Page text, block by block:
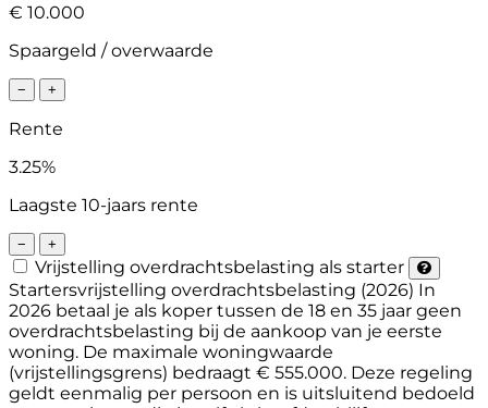
€ 10.000
Spaargeld / overwaarde
− +
Rente
3.25%
Laagste 10-jaars rente
− +
Vrijstelling overdrachtsbelasting als starter
Startersvrijstelling overdrachtsbelasting (2026) In
2026 betaal je als koper tussen de 18 en 35 jaar geen
overdrachtsbelasting bij de aankoop van je eerste
woning. De maximale woningwaarde
(vrijstellingsgrens) bedraagt € 555.000. Deze regeling
geldt eenmalig per persoon en is uitsluitend bedoeld